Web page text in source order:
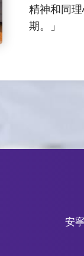
精神和同
期。」
安